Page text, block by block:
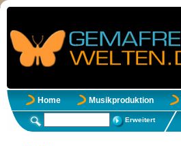
Home Musikproduktion
Erweitert